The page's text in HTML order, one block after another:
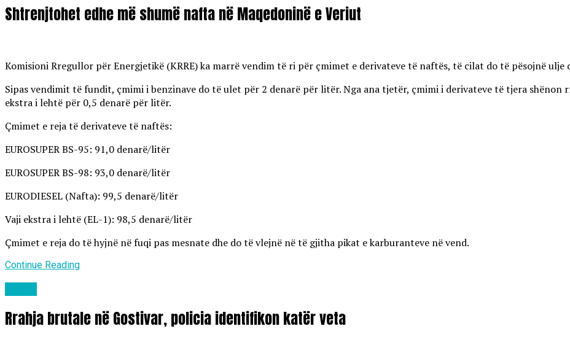
Shtrenjtohet edhe më shumë nafta në Maqedoninë e Veriut
Komisioni Rregullor për Energjetikë (KRRE) ka marrë vendim të ri për çmimet e derivateve të naftës, të cilat do të pësojnë
Sipas vendimit të fundit, çmimi i benzinave do të ulet për 2 denarë për litër. Nga ana tjetër, çmimi i derivateve të tjera
ekstra i lehtë për 0,5 denarë për litër.
Çmimet e reja të derivateve të naftës:
EUROSUPER BS-95: 91,0 denarë/litër
EUROSUPER BS-98: 93,0 denarë/litër
EURODIESEL (Nafta): 99,5 denarë/litër
Vaji ekstra i lehtë (EL-1): 98,5 denarë/litër
Çmimet e reja do të hyjnë në fuqi pas mesnate dhe do të vlejnë në të gjitha pikat e karburanteve në vend.
Continue Reading
Rrahja brutale në Gostivar, policia identifikon katër veta